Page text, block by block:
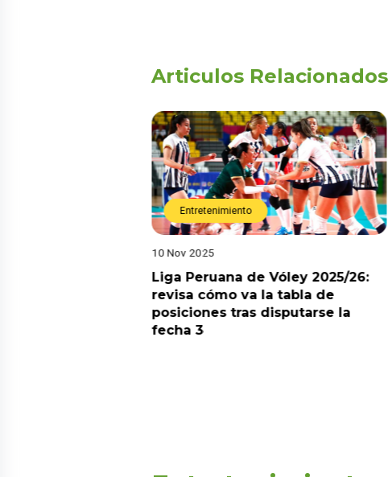
Articulos Relacionados
Entretenimiento
10 Nov 2025
Liga Peruana de Vóley 2025/26:
revisa cómo va la tabla de
posiciones tras disputarse la
fecha 3